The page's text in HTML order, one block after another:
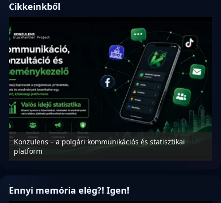
Cikkeinkből
Konzulens – a polgári kommunikációs és statisztikai
platform
Ennyi memória elég?! Igen!